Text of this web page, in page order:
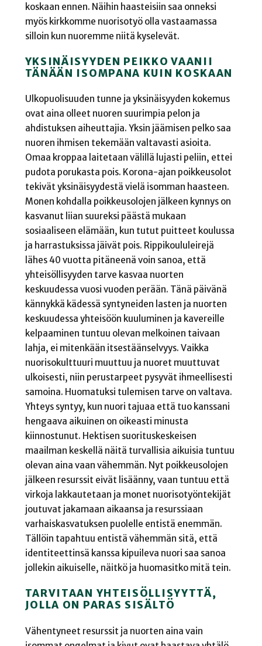
koskaan ennen. Näihin haasteisiin saa onneksi
myös kirkkomme nuorisotyö olla vastaamassa
silloin kun nuoremme niitä kyselevät.
YKSINÄISYYDEN PEIKKO VAANII
TÄNÄÄN ISOMPANA KUIN KOSKAAN
Ulkopuolisuuden tunne ja yksinäisyyden kokemus
ovat aina olleet nuoren suurimpia pelon ja
ahdistuksen aiheuttajia. Yksin jäämisen pelko saa
nuoren ihmisen tekemään valtavasti asioita.
Omaa kroppaa laitetaan välillä lujasti peliin, ettei
pudota porukasta pois. Korona-ajan poikkeusolot
tekivät yksinäisyydestä vielä isomman haasteen.
Monen kohdalla poikkeusolojen jälkeen kynnys on
kasvanut liian suureksi päästä mukaan
sosiaaliseen elämään, kun tutut puitteet koulussa
ja harrastuksissa jäivät pois. Rippikoululeirejä
lähes 40 vuotta pitäneenä voin sanoa, että
yhteisöllisyyden tarve kasvaa nuorten
keskuudessa vuosi vuoden perään. Tänä päivänä
kännykkä kädessä syntyneiden lasten ja nuorten
keskuudessa yhteisöön kuuluminen ja kavereille
kelpaaminen tuntuu olevan melkoinen taivaan
lahja, ei mitenkään itsestäänselvyys. Vaikka
nuorisokulttuuri muuttuu ja nuoret muuttuvat
ulkoisesti, niin perustarpeet pysyvät ihmeellisesti
samoina. Huomatuksi tulemisen tarve on valtava.
Yhteys syntyy, kun nuori tajuaa että tuo kanssani
hengaava aikuinen on oikeasti minusta
kiinnostunut. Hektisen suorituskeskeisen
maailman keskellä näitä turvallisia aikuisia tuntuu
olevan aina vaan vähemmän. Nyt poikkeusolojen
jälkeen resurssit eivät lisäänny, vaan tuntuu että
virkoja lakkautetaan ja monet nuorisotyöntekijät
joutuvat jakamaan aikaansa ja resurssiaan
varhaiskasvatuksen puolelle entistä enemmän.
Tällöin tapahtuu entistä vähemmän sitä, että
identiteettinsä kanssa kipuileva nuori saa sanoa
jollekin aikuiselle, näitkö ja huomasitko mitä tein.
TARVITAAN YHTEISÖLLISYYTTÄ,
JOLLA ON PARAS SISÄLTÖ
Vähentyneet resurssit ja nuorten aina vain